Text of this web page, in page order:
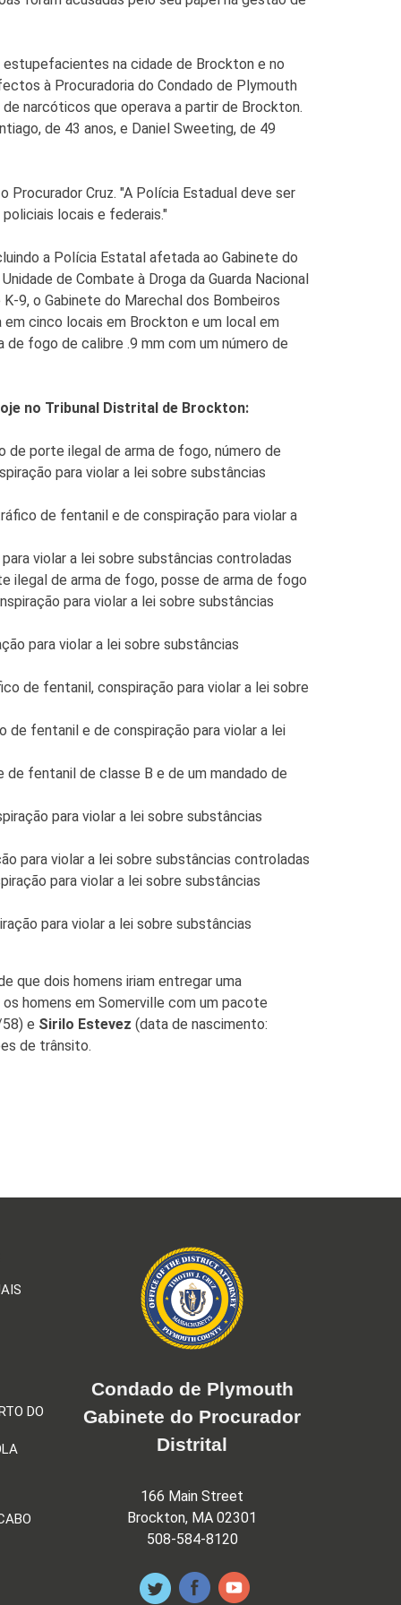
estupefacientes na cidade de Brockton e no
à Procuradoria do Condado de Plymouth
narcóticos que operava a partir de Brockton.
de 43 anos, e Daniel Sweeting, de 49
Cruz. "A Polícia Estadual deve ser
locais e federais."
a Polícia Estatal afetada ao Gabinete do
de Combate à Droga da Guarda Nacional
9, o Gabinete do Marechal dos Bombeiros
cinco locais em Brockton e um local em
de fogo de calibre .9 mm com um número de
no Tribunal Distrital de Brockton:
porte ilegal de arma de fogo, número de
para violar a lei sobre substâncias
de fentanil e de conspiração para violar a
violar a lei sobre substâncias controladas
ilegal de arma de fogo, posse de arma de fogo
para violar a lei sobre substâncias
para violar a lei sobre substâncias
de fentanil, conspiração para violar a lei sobre
fentanil e de conspiração para violar a lei
fentanil de classe B e de um mandado de
para violar a lei sobre substâncias
para violar a lei sobre substâncias controladas
para violar a lei sobre substâncias
para violar a lei sobre substâncias
que dois homens iriam entregar uma
homens em Somerville com um pacote
e Sirilo Estevez (data de nascimento:
de trânsito.
DO
Condado de Plymouth
Gabinete do Procurador
Distrital
166 Main Street
Brockton, MA 02301
508-584-8120